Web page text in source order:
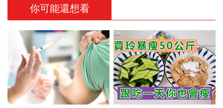
你可能還想看
PR